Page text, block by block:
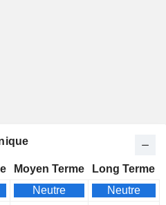
Moyen Terme
Long Terme
Neutre
Neutre